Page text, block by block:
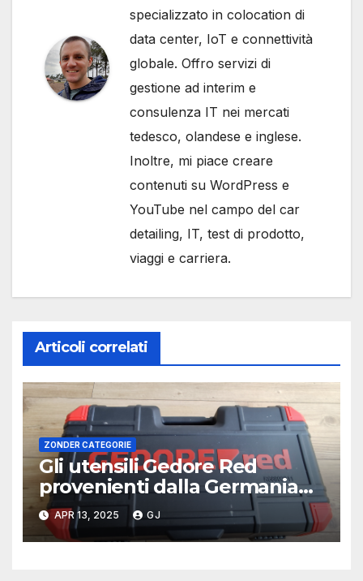
specializzato in colocation di
data center, IoT e connettività
globale. Offro servizi di
gestione ad interim e
consulenza IT nei mercati
tedesco, olandese e inglese.
Inoltre, mi piace creare
contenuti su WordPress e
YouTube nel campo del car
detailing, IT, test di prodotto,
viaggi e carriera.
Articoli correlati
ZONDER CATEGORIE
Gli utensili Gedore Red
provenienti dalla Germania
sono migliori e di qualità
superiore?
APR 13, 2025 GJ